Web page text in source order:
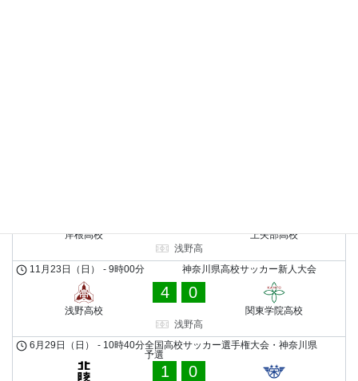
岸根高校
上矢部高校
浅野高
神奈川県高校サッカー新人大会
11月23日（日） - 9時00分
浅野高校
4 0
関東学院高校
浅野高
全国高校サッカー選手権大会・神奈川県
予選
6月29日（日） - 10時40分
1 0